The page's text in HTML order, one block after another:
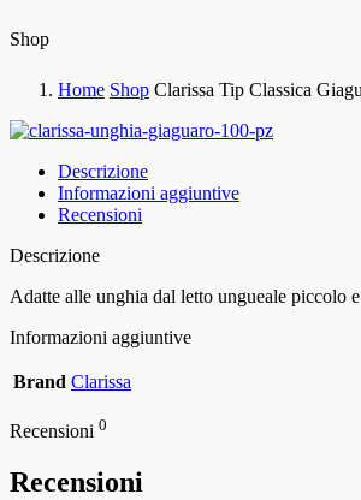
Shop
Home Shop Clarissa Tip Classica
Descrizione
Informazioni aggiuntive
Recensioni
Descrizione
Adatte alle unghia dal letto ungueale piccolo
Informazioni aggiuntive
Brand Clarissa
Recensioni 0
Recensioni